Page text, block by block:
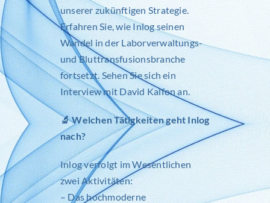
unserer zukünftigen Strategie.
Erfahren Sie, wieInlogseinen
Wandel in der Laborverwaltungs-
und Bluttransfusionsbranche
fortsetzt. Sehen Sie sich ein
Interview mit David Kalfon an.
🔬 Welchen Tätigkeiten geht Inlog
nach?
Inlogverfolgt im Wesentlichen
zwei Aktivitäten:
– Das hochmoderne